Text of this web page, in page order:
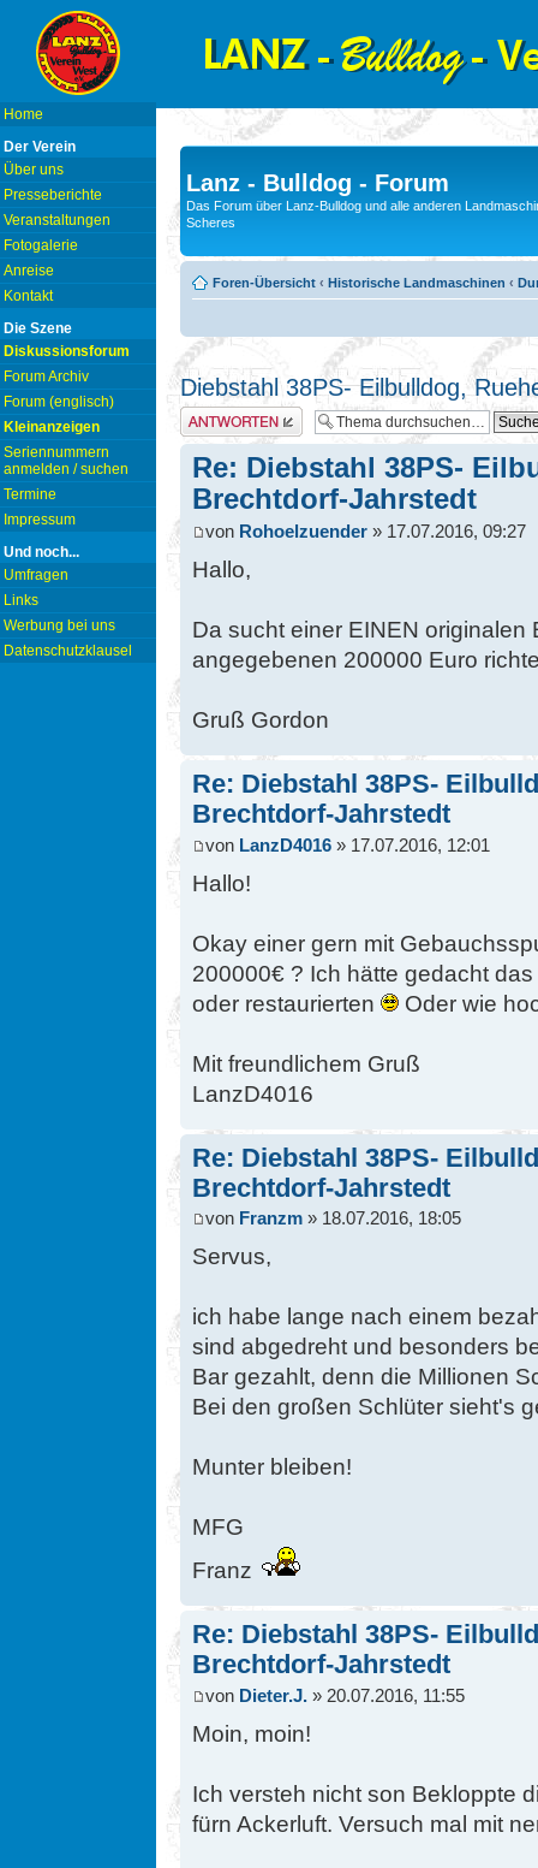
Home
Der Verein
Über uns
Presseberichte
Veranstaltungen
Fotogalerie
Anreise
Kontakt
Die Szene
Diskussionsforum
Forum Archiv
Forum (englisch)
Kleinanzeigen
Seriennummern
anmelden / suchen
Termine
Impressum
Und noch...
Umfragen
Links
Werbung bei uns
Datenschutzklausel
Lanz - Bulldog - Forum
Das Forum über Lanz-Bulldog und alle anderen
Scheres
Foren-Übersicht ‹ Historische Landmaschinen ‹
Diebstahl 38PS- Eilbulldog,
Antwort erstellen
Re: Diebstahl 38PS-
Brechtdorf-Jahrstedt
von Rohoelzuender » 17.07.2016, 09:27
Hallo,
Da sucht einer EINEN
angegebenen 200000 Euro
Gruß Gordon
Re: Diebstahl 38PS-
Brechtdorf-Jahrstedt
von LanzD4016 » 17.07.2016, 12:01
Hallo!
Okay einer gern mit
200000€ ? Ich hätte gedacht
oder restaurierten
Oder wie
Mit freundlichem Gruß
LanzD4016
Re: Diebstahl 38PS-
Brechtdorf-Jahrstedt
von Franzm » 18.07.2016, 18:05
Servus,
ich habe lange nach einem
sind abgedreht und besonders
Bar gezahlt, denn die Millionen
Bei den großen Schlüter sieht's
Munter bleiben!
MFG
Franz
Re: Diebstahl 38PS-
Brechtdorf-Jahrstedt
von Dieter.J. » 20.07.2016, 11:55
Moin, moin!
Ich versteh nicht son Bekloppte
fürn Ackerluft. Versuch mal mit